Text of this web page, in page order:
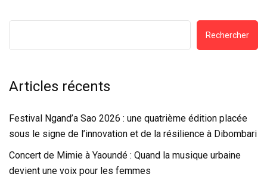
Rechercher
Articles récents
Festival Ngand’a Sao 2026 : une quatrième édition placée
sous le signe de l’innovation et de la résilience à Dibombari
Concert de Mimie à Yaoundé : Quand la musique urbaine
devient une voix pour les femmes